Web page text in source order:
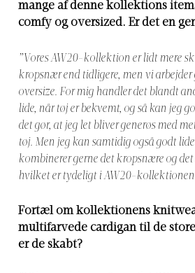
mange af denne kollektions
comfy og oversized. Er det en
”Vores AW20-kollektion er lidt mere
kropsnær end tidligere, men vi arbejder
oversize. For mig handler det blandt
lide, når tøj er bekvemt, og så kan jeg
det gør, at jeg let bliver generøs med
tøj. Men jeg kan samtidig også godt
kombinerer gerne det kropsnære og det
hvilket er tydeligt i AW20-
Fortæl om kollektionens
multifarvede cardigan til de
er de skabt?